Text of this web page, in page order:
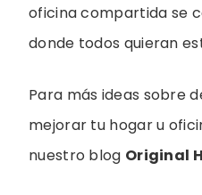
oficina compartida se
donde todos quieran
Para más ideas sobre
mejorar tu hogar u
nuestro blog Original